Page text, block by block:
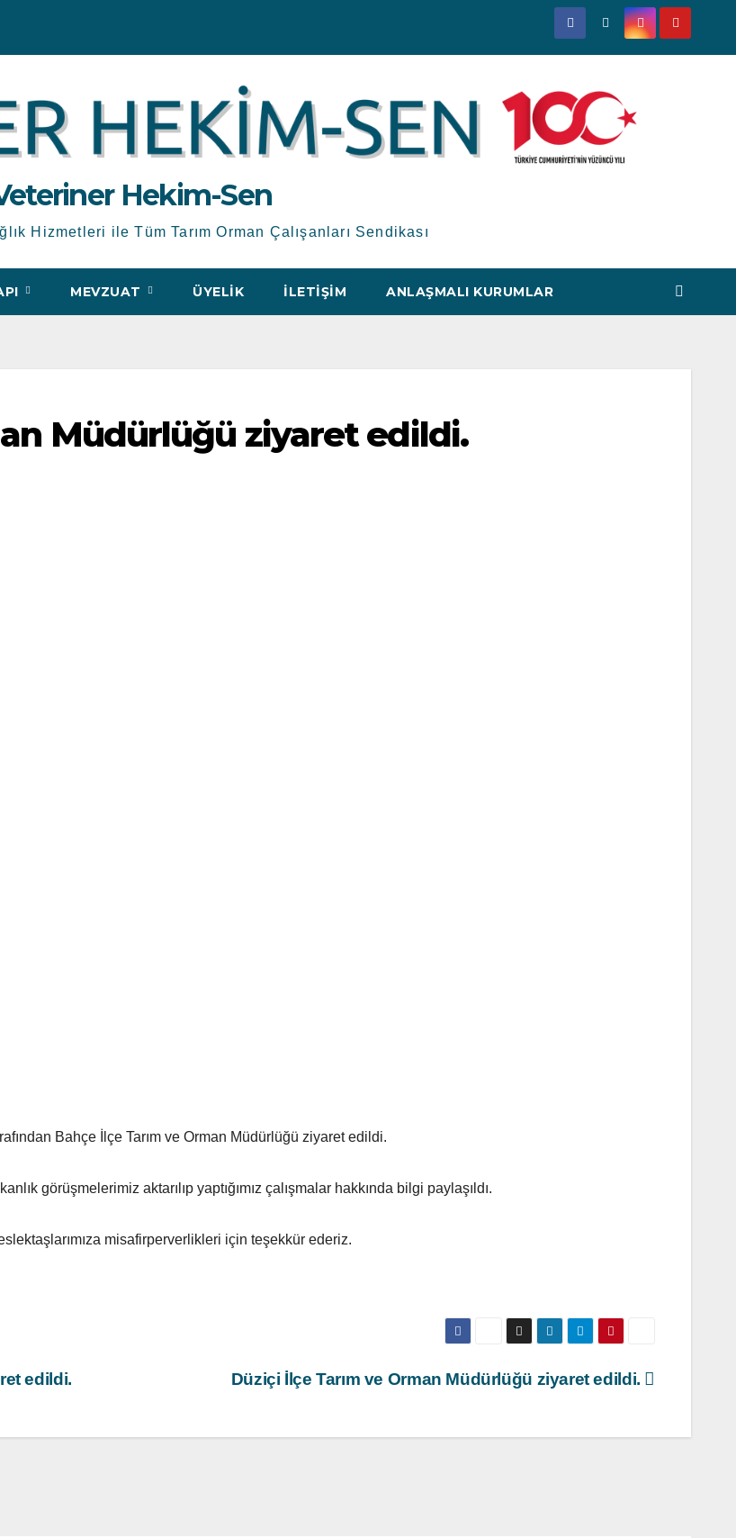
Hekim-Sen
Hizmetleri ile Tüm Tarım Orman Çalışanları Sendikası
MEVZUAT ÜYELIK İLETIŞIM ANLAŞMALI KURUMLAR
Müdürlüğü ziyaret edildi.
Bahçe İlçe Tarım ve Orman Müdürlüğü ziyaret edildi.
görüşmelerimiz aktarılıp yaptığımız çalışmalar hakkında bilgi paylaşıldı.
misafirperverlikleri için teşekkür ederiz.
Düziçi İlçe Tarım ve Orman Müdürlüğü ziyaret edildi.
edildi.